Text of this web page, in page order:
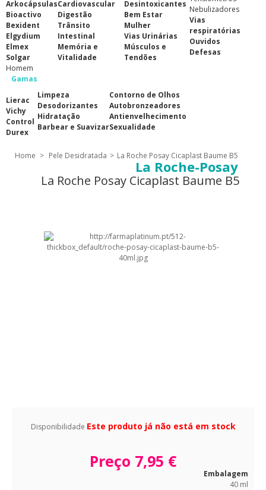
Arkocápsulas
Bioactivo
Bexident
Elgydium
Elmex
Solgar
Cardiovascular
Digestão
Trânsito
Intestinal
Memória e
Vitalidade
Desintoxicantes
Bem Estar
Mulher
Vias Urinárias
Músculos e
Tendões
Nebulizadores
Vias
respiratórias
Ouvidos
Defesas
Homem
Gamas
Lierac
Vichy
Control
Durex
Limpeza
Desodorizantes
Hidratação
Barbear e Suavizar
Contorno de Olhos
Autobronzeadores
Antienvelhecimento
Sexualidade
Home > Pele Desidratada > La Roche Posay Cicaplast Baume B5
La Roche-Posay
La Roche Posay Cicaplast Baume B5
Disponibilidade Este produto já não está em stock
Preço 7,95 €
Embalagem
40 ml